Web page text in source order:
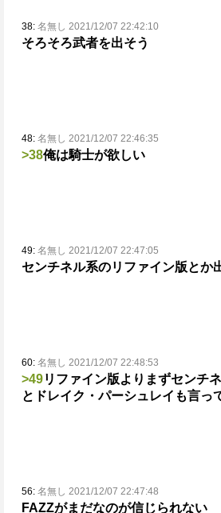
38: 名無し 2021/12/07 22:42:10
そろそろ武者を出そう
48: 名無し 2021/12/07 22:46:35
>38俺は騎士が欲しい
49: 名無し 2021/12/07 22:47:05
センチネル系のリファイン版とか
60: 名無し 2021/12/07 22:48:53
>49リファイン版よりまずセンチ
とドレイク・パーシュレイも言っ
56: 名無し 2021/12/07 22:47:48
FAZZがまだなのが信じられない